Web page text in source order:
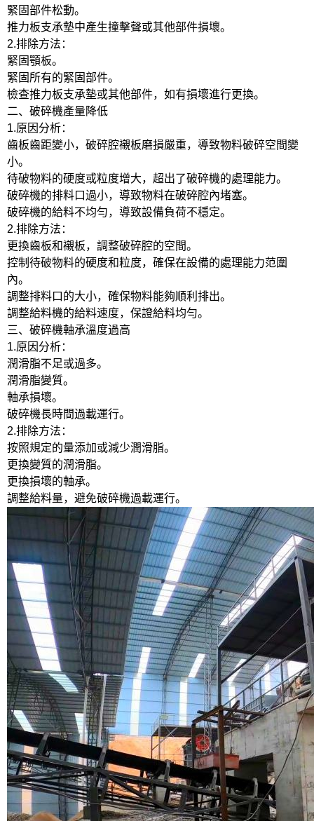
緊固部件松動。
推力板支承墊中產生撞擊聲或其他部件損壞。
2.排除方法：
緊固顎板。
緊固所有的緊固部件。
檢查推力板支承墊或其他部件，如有損壞進行更換。
二、破碎機產量降低
1.原因分析：
齒板齒距變小，破碎腔襯板磨損嚴重，導致物料破碎空間變
小。
待破物料的硬度或粒度增大，超出了破碎機的處理能力。
破碎機的排料口過小，導致物料在破碎腔內堵塞。
破碎機的給料不均勻，導致設備負荷不穩定。
2.排除方法：
更換齒板和襯板，調整破碎腔的空間。
控制待破物料的硬度和粒度，確保在設備的處理能力范圍
內。
調整排料口的大小，確保物料能夠順利排出。
調整給料機的給料速度，保證給料均勻。
三、破碎機軸承溫度過高
1.原因分析：
潤滑脂不足或過多。
潤滑脂變質。
軸承損壞。
破碎機長時間過載運行。
2.排除方法：
按照規定的量添加或減少潤滑脂。
更換變質的潤滑脂。
更換損壞的軸承。
調整給料量，避免破碎機過載運行。